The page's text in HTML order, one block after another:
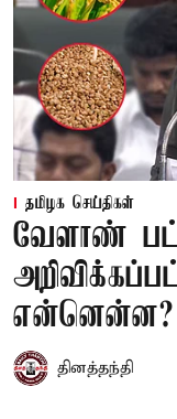
தமிழக செய்திகள்
வேளாண்
என்னென்ன?
தினத்தந்தி